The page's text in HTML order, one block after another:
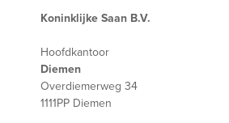
Koninklijke Saan B.V.
Hoofdkantoor
Diemen
Overdiemerweg 34
1111PP Diemen